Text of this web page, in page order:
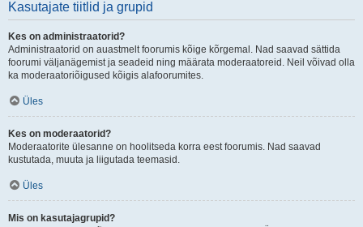
Kasutajate tiitlid ja grupid
Kes on administraatorid?
Administraatorid on auastmelt foorumis kõige kõrgemal. Nad saavad sättida
foorumi väljanägemist ja seadeid ning määrata moderaatoreid. Neil võivad olla
ka moderaatoriõigused kõigis alafoorumites.
Üles
Kes on moderaatorid?
Moderaatorite ülesanne on hoolitseda korra eest foorumis. Nad saavad
kustutada, muuta ja liigutada teemasid.
Üles
Mis on kasutajagrupid?